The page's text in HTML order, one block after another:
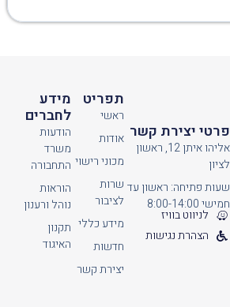
מידע
לחברים
הודעות
משרד
התחבורה
הוראות
נוהל ורענון
תקנון
האיגוד
תפריט
ראשי
אודות
מכוני רישוי
שרות
לציבור
מידע כללי
חדשות
יצירת קשר
פרטי יצירת קשר
אליהו איתן 12, ראשון
לציון
שעות פתיחה: ראשון עד
חמישי 8:00-14:00
לניווט בוויז
הצהרת נגישות